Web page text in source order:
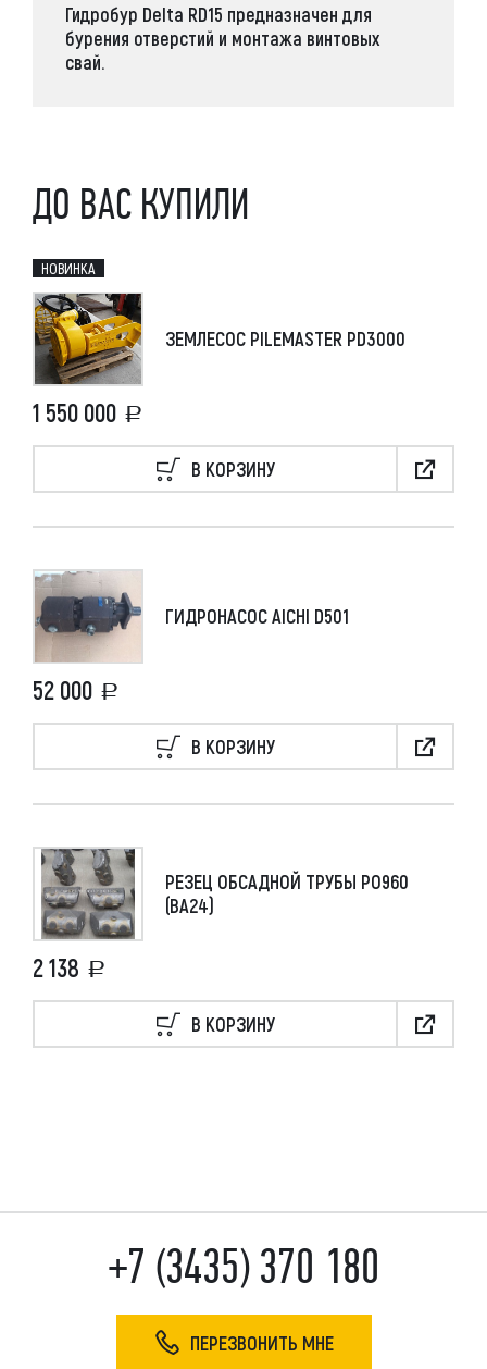
Гидробур Delta RD15 предназначен для
бурения отверстий и монтажа винтовых
свай.
ДО ВАС КУПИЛИ
НОВИНКА
ЗЕМЛЕСОС PILEMASTER PD3000
1 550 000
В КОРЗИНУ
ГИДРОНАСОС AICHI D501
52 000
В КОРЗИНУ
РЕЗЕЦ ОБСАДНОЙ ТРУБЫ РО960
(ВА24)
2 138
В КОРЗИНУ
+7 (3435) 370 180
ПЕРЕЗВОНИТЬ МНЕ